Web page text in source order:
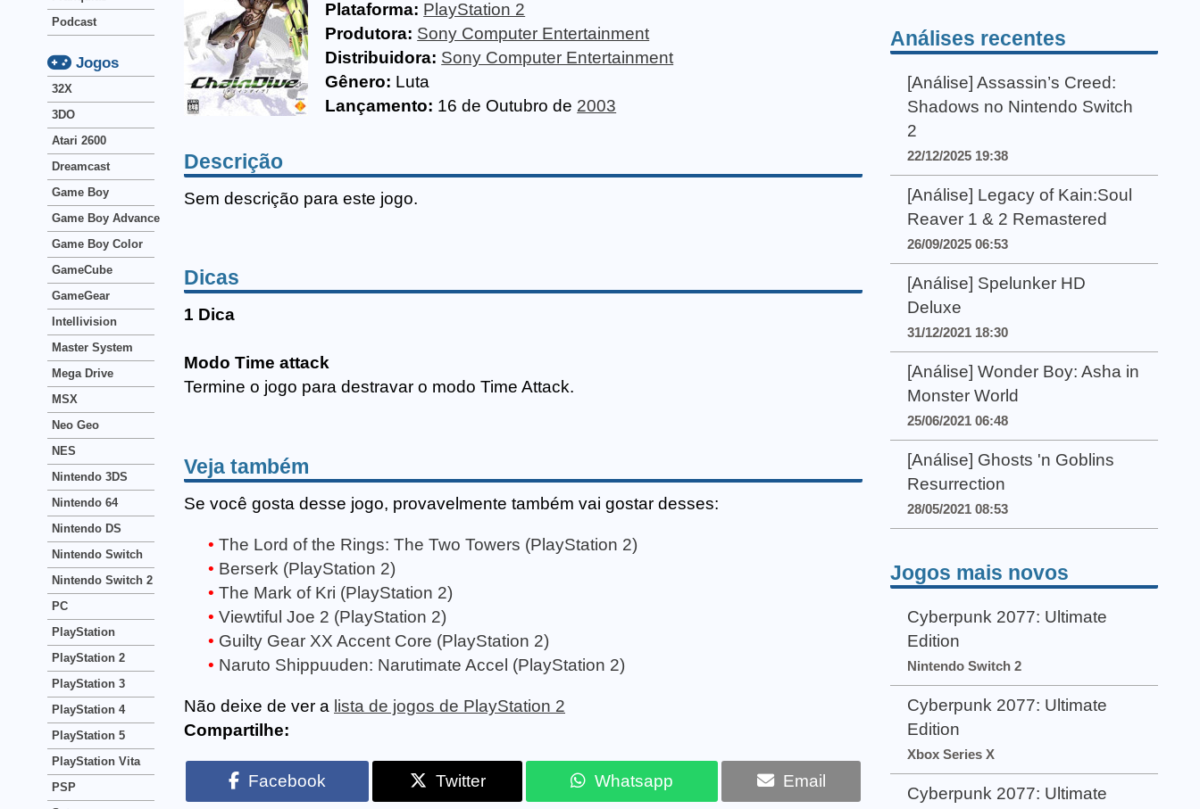
Plataforma: PlayStation 2
Produtora: Sony Computer Entertainment
Distribuidora: Sony Computer Entertainment
Gênero: Luta
Lançamento: 16 de Outubro de 2003
Descrição
Sem descrição para este jogo.
Dicas
1 Dica
Modo Time attack
Termine o jogo para destravar o modo Time Attack.
Veja também
Se você gosta desse jogo, provavelmente também vai gostar desses:
The Lord of the Rings: The Two Towers (PlayStation 2)
Berserk (PlayStation 2)
The Mark of Kri (PlayStation 2)
Viewtiful Joe 2 (PlayStation 2)
Guilty Gear XX Accent Core (PlayStation 2)
Naruto Shippuuden: Narutimate Accel (PlayStation 2)
Não deixe de ver a lista de jogos de PlayStation 2
Compartilhe:
Facebook Twitter Whatsapp Email
Podcast
Jogos
32X
3DO
Atari 2600
Dreamcast
Game Boy
Game Boy Advance
Game Boy Color
GameCube
GameGear
Intellivision
Master System
Mega Drive
MSX
Neo Geo
NES
Nintendo 3DS
Nintendo 64
Nintendo DS
Nintendo Switch
Nintendo Switch 2
PC
PlayStation
PlayStation 2
PlayStation 3
PlayStation 4
PlayStation 5
PlayStation Vita
PSP
Análises recentes
[Análise] Assassin’s Creed:
Shadows no Nintendo Switch
2
22/12/2025 19:38
[Análise] Legacy of Kain:Soul
Reaver 1 & 2 Remastered
26/09/2025 06:53
[Análise] Spelunker HD
Deluxe
31/12/2021 18:30
[Análise] Wonder Boy: Asha in
Monster World
25/06/2021 06:48
[Análise] Ghosts 'n Goblins
Resurrection
28/05/2021 08:53
Jogos mais novos
Cyberpunk 2077: Ultimate
Edition
Nintendo Switch 2
Cyberpunk 2077: Ultimate
Edition
Xbox Series X
Cyberpunk 2077: Ultimate